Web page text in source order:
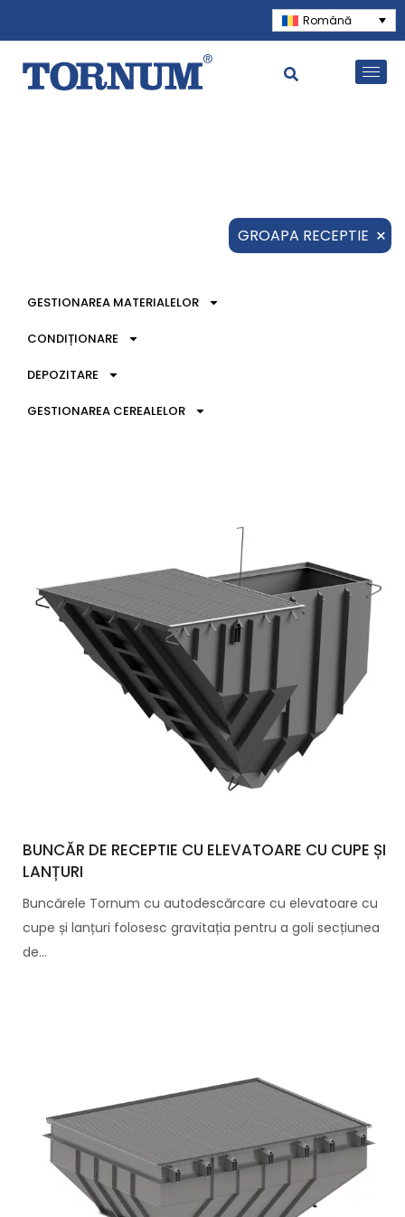
Română
GROAPA RECEPTIE ×
GESTIONAREA MATERIALELOR
CONDIȚIONARE
DEPOZITARE
GESTIONAREA CEREALELOR
BUNCĂR DE RECEPTIE CU ELEVATOARE CU CUPE ȘI
LANȚURI
Buncărele Tornum cu autodescărcare cu elevatoare cu
cupe și lanțuri folosesc gravitația pentru a goli secțiunea
de...